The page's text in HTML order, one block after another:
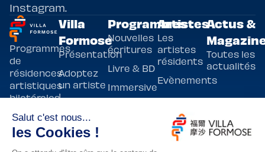
Instagram.
Programmes
de
résidences
artistiques
bilatérales,
France et
Taïwan.
Taipei,
Villa
Formose
Présentation
Adoptez
un artiste
!
Lieux de
résidence
Programmes
Nouvelles
écritures
Livre & BD
Immersive
Nuit
Artistes
Les
artistes
résidents
Evènements
Actus &
Toutes les
actualités